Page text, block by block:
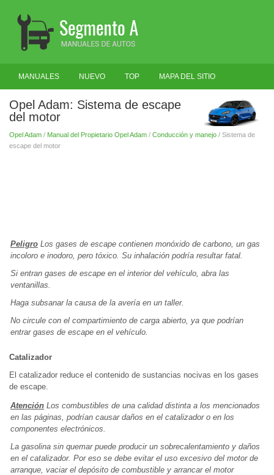
MANUALES NUEVO TOP MAPA DEL SITIO
BUSCAR
Opel Adam: Sistema de escape
del motor
Opel Adam / Manual del Propietario Opel Adam / Conducción y manejo / Sistema de
escape del motor
Peligro Los gases de escape contienen monóxido de carbono, un gas
incoloro e inodoro, pero tóxico. Su inhalación podría resultar fatal.
Si entran gases de escape en el interior del vehículo, abra las
ventanillas.
Haga subsanar la causa de la avería en un taller.
No circule con el compartimiento de carga abierto, ya que podrían
entrar gases de escape en el vehículo.
Catalizador
El catalizador reduce el contenido de sustancias nocivas en los gases
de escape.
Atención Los combustibles de una calidad distinta a los mencionados
en las páginas, podrían causar daños en el catalizador o en los
componentes electrónicos.
La gasolina sin quemar puede producir un sobrecalentamiento y daños
en el catalizador. Por eso se debe evitar el uso excesivo del motor de
arranque, vaciar el depósito de combustible y arrancar el motor